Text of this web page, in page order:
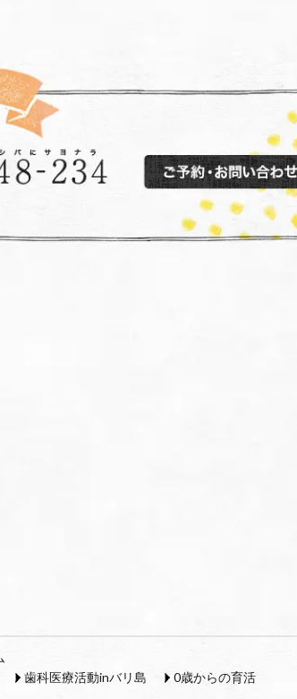
歯科医療活動inバリ島
0歳からの育活